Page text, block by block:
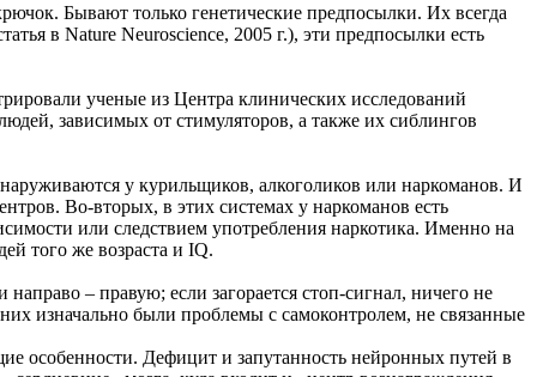
Бывают только генетические предпосылки. Их всегда
в Nature Neuroscience, 2005 г.), эти предпосылки есть
ученые из Центра клинических исследований
зависимых от стимуляторов, а также их сиблингов
у курильщиков, алкоголиков или наркоманов. И
Во-вторых, в этих системах у наркоманов есть
или следствием употребления наркотика. Именно на
того же возраста и IQ.
– правую; если загорается стоп-сигнал, ничего не
изначально были проблемы с самоконтролем, не связанные
особенности. Дефицит и запутанность нейронных путей в